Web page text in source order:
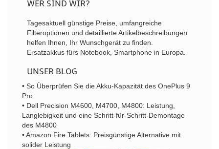
WER SIND WIR?
Tagesaktuell günstige Preise, umfangreiche
Filteroptionen und detaillierte Artikelbeschreibungen
helfen Ihnen, Ihr Wunschgerät zu finden.
Ersatzakkus fürs Notebook, Smartphone in Europa.
UNSER BLOG
• So Überprüfen Sie die Akku-Kapazität des OnePlus 9
Pro
• Dell Precision M4600, M4700, M4800: Leistung,
Langlebigkeit und eine Schritt-für-Schritt-Demontage
des M4800
• Amazon Fire Tablets: Preisgünstige Alternative mit
solider Leistung